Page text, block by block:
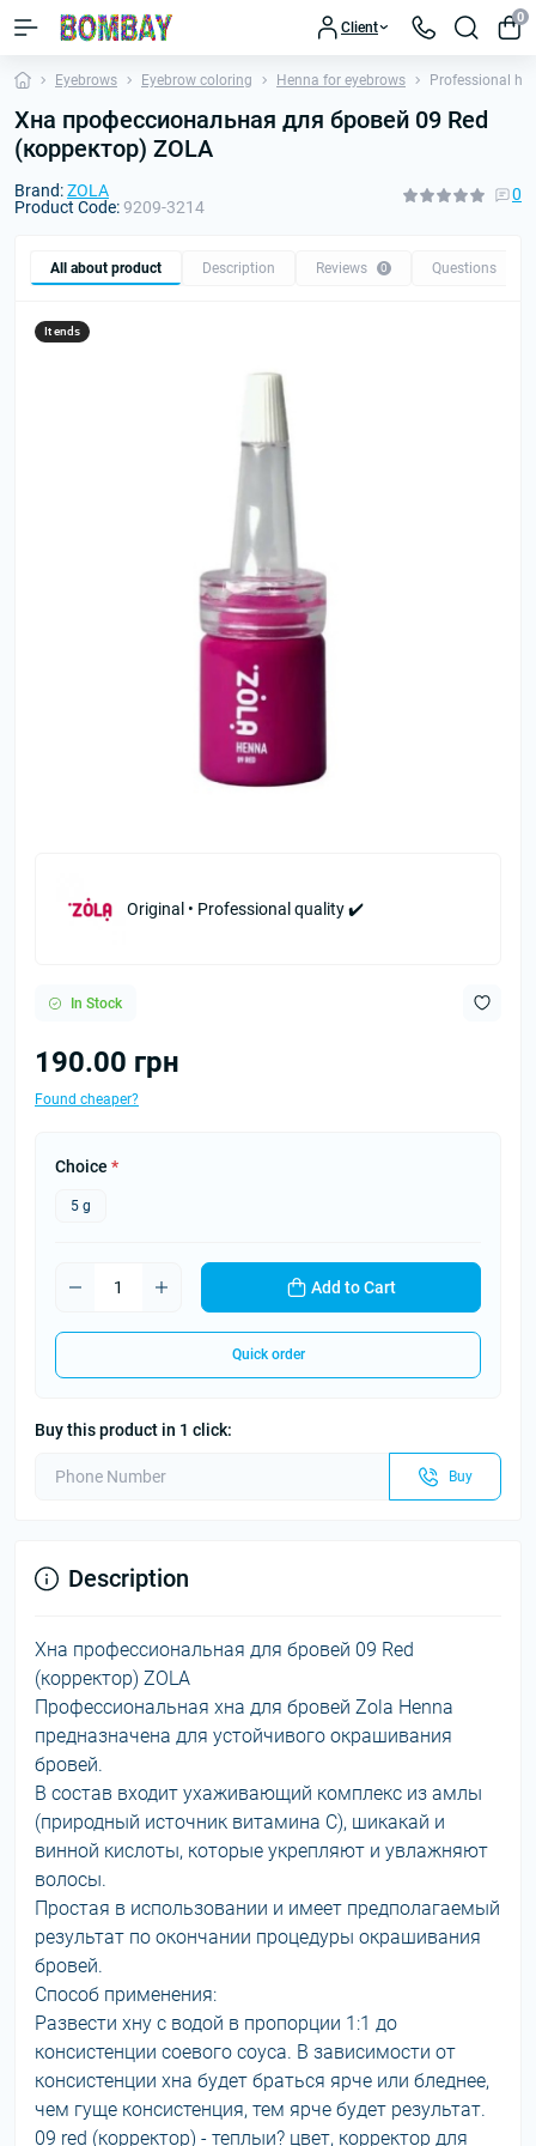
Client
0
Eyebrows Eyebrow coloring Henna for eyebrows Professional
Хна профессиональная для бровей 09 Red
(корректор) ZOLA
Brand:ZOLA
Product Code:9209-3214
0
All about product Description Reviews 0 Questions
It ends
Original • Professional quality ✔️
In Stock
190.00 грн
Found cheaper?
Choice *
5 g
Add to Cart
Quick order
Buy this product in 1 click:
Buy
Description
Хна профессиональная для бровей 09 Red
(корректор) ZOLA
Профессиональная хна для бровей Zola Henna
предназначена для устойчивого окрашивания
бровей.
В состав входит ухаживающий комплекс из амлы
(природный источник витамина С), шикакай и
винной кислоты, которые укрепляют и увлажняют
волосы.
Простая в использовании и имеет предполагаемый
результат по окончании процедуры окрашивания
бровей.
Способ применения:
Развести хну с водой в пропорции 1:1 до
консистенции соевого соуса. В зависимости от
консистенции хна будет браться ярче или бледнее,
чем гуще консистенция, тем ярче будет результат.
09 red (корректор) - теплыи? цвет, корректор для